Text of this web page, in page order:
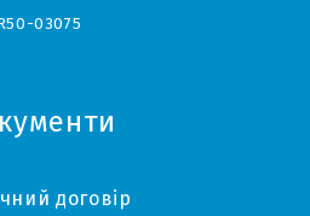
03075
договір